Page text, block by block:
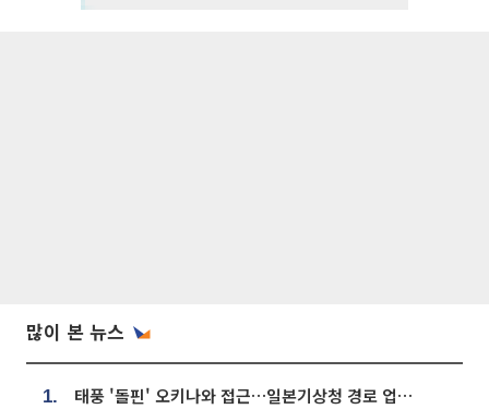
많이 본 뉴스
1. 태풍 '돌핀' 오키나와 접근…일본기상청 경로 업데이트